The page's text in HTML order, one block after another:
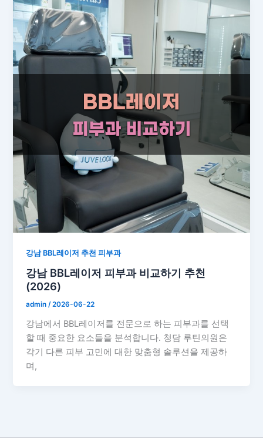
강남 BBL레이저 추천 피부과
강남 BBL레이저 피부과 비교하기 추천
(2026)
admin/2026-06-22
강남에서 BBL레이저를 전문으로 하는 피부과를 선택
할 때 중요한 요소들을 분석합니다. 청담 루틴의원은
각기 다른 피부 고민에 대한 맞춤형 솔루션을 제공하
며,